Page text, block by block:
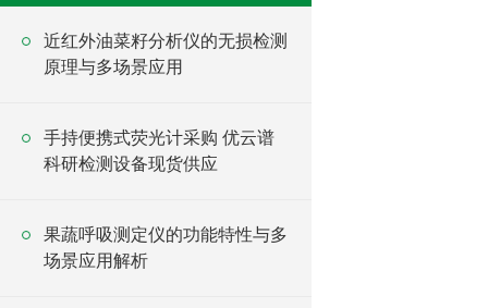
近红外油菜籽分析仪的无损检测
原理与多场景应用
手持便携式荧光计采购 优云谱
科研检测设备现货供应
果蔬呼吸测定仪的功能特性与多
场景应用解析